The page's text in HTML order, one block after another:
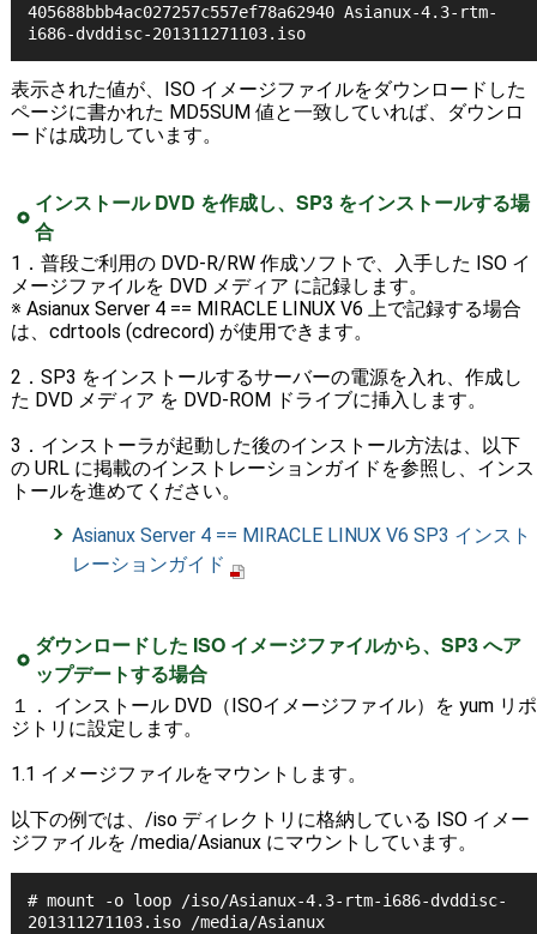
405688bbb4ac027257c557ef78a62940 Asianux-4.3-rtm-
i686-dvddisc-201311271103.iso
表示された値が、ISO イメージファイルをダウンロードした
ページに書かれた MD5SUM 値と一致していれば、ダウンロ
ードは成功しています。
インストール DVD を作成し、SP3 をインストールする場
合
1．普段ご利用の DVD-R/RW 作成ソフトで、入手した ISO イ
メージファイルを DVD メディア に記録します。
※ Asianux Server 4 == MIRACLE LINUX V6 上で記録する場合
は、cdrtools (cdrecord) が使用できます。
2．SP3 をインストールするサーバーの電源を入れ、作成し
た DVD メディア を DVD-ROM ドライブに挿入します。
3．インストーラが起動した後のインストール方法は、以下
の URL に掲載のインストレーションガイドを参照し、インス
トールを進めてください。
Asianux Server 4 == MIRACLE LINUX V6 SP3 インスト
レーションガイド
ダウンロードした ISO イメージファイルから、SP3 へア
ップデートする場合
１． インストール DVD（ISOイメージファイル）を yum リポ
ジトリに設定します。
1.1 イメージファイルをマウントします。
以下の例では、/iso ディレクトリに格納している ISO イメー
ジファイルを /media/Asianux にマウントしています。
# mount -o loop /iso/Asianux-4.3-rtm-i686-dvddisc-
201311271103.iso /media/Asianux